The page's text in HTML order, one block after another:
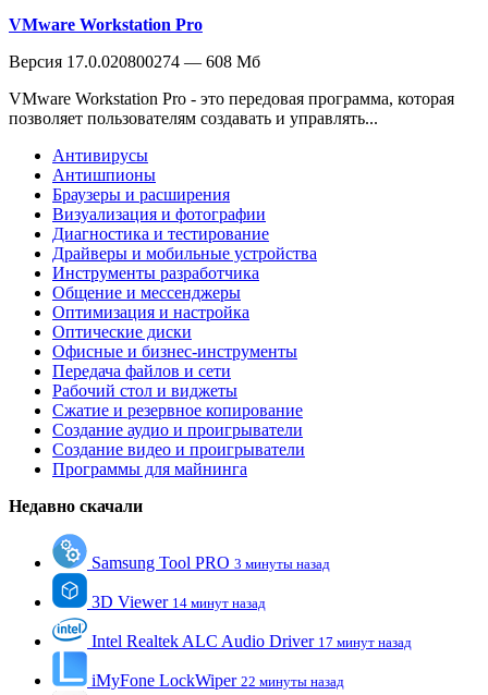
VMware Workstation Pro
Версия 17.0.020800274 — 608 Мб
VMware Workstation Pro - это передовая программа, которая
позволяет пользователям создавать и управлять...
Антивирусы
Антишпионы
Браузеры и расширения
Визуализация и фотографии
Диагностика и тестирование
Драйверы и мобильные устройства
Инструменты разработчика
Общение и мессенджеры
Оптимизация и настройка
Оптические диски
Офисные и бизнес-инструменты
Передача файлов и сети
Рабочий стол и виджеты
Сжатие и резервное копирование
Создание аудио и проигрыватели
Создание видео и проигрыватели
Программы для майнинга
Недавно скачали
Samsung Tool PRO 3 минуты назад
3D Viewer 14 минут назад
Intel Realtek ALC Audio Driver 17 минут назад
iMyFone LockWiper 22 минуты назад